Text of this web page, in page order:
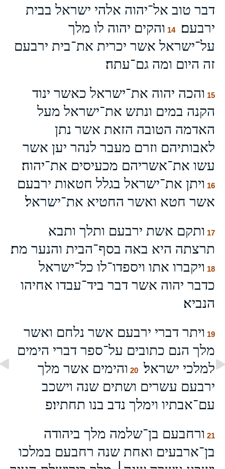
דבר טוב אל־יהוה אלהי ישראל בבית
ירבעם׃
14 והקים יהוה לו מלך
על־ישראל אשר יכרית את־בית ירבעם
זה היום ומה גם־עתה׃
15 והכה יהוה את־ישראל כאשר ינוד
הקנה במים ונתש את־ישראל מעל
האדמה הטובה הזאת אשר נתן
לאבותיהם וזרם מעבר לנהר יען אשר
עשו את־אשריהם מכעיסים את־יהוה׃
16 ויתן את־ישראל בגלל חטאות ירבעם
אשר חטא ואשר החטיא את־ישראל׃
17 ותקם אשת ירבעם ותלך ותבא
תרצתה היא באה בסף־הבית והנער מת׃
18 ויקברו אתו ויספדו־לו כל־ישראל
כדבר יהוה אשר דבר ביד־עבדו אחיהו
הנביא׃
19 ויתר דברי ירבעם אשר נלחם ואשר
מלך הנם כתובים על־ספר דברי הימים
למלכי ישראל׃
20 והימים אשר מלך
ירבעם עשרים ושתים שנה וישכב
עם־אבתיו וימלך נדב בנו תחתיו׃פ
21 ורחבעם בן־שלמה מלך ביהודה
בן־ארבעים ואחת שנה רחבעם במלכו